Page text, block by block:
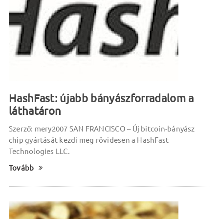
HashFast: újabb bányászforradalom a
láthatáron
Szerző: mery2007 SAN FRANCISCO – Új bitcoin-bányász
chip gyártását kezdi meg rövidesen a HashFast
Technologies LLC.
Tovább